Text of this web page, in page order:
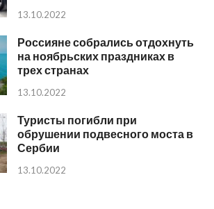
13.10.2022
Россияне собрались отдохнуть
на ноябрьских праздниках в
трех странах
13.10.2022
Туристы погибли при
обрушении подвесного моста в
Сербии
13.10.2022